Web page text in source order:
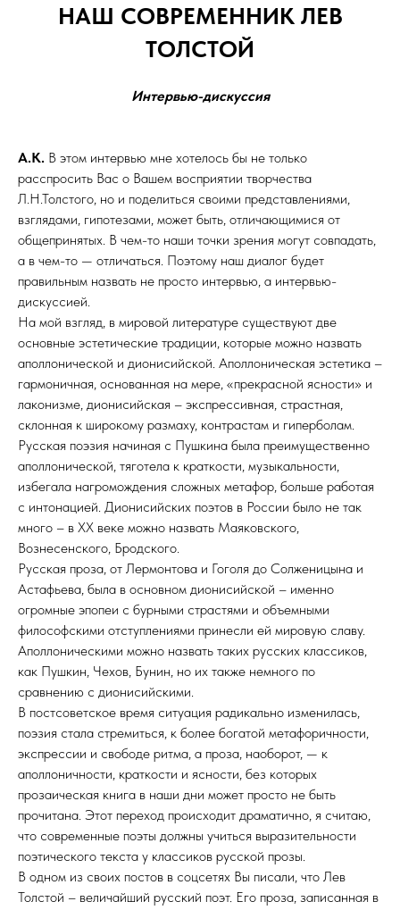
НАШ СОВРЕМЕННИК ЛЕВ
ТОЛСТОЙ
Интервью-дискуссия
А.К. В этом интервью мне хотелось бы не только
расспросить Вас о Вашем восприятии творчества
Л.Н.Толстого, но и поделиться своими представлениями,
взглядами, гипотезами, может быть, отличающимися от
общепринятых. В чем-то наши точки зрения могут совпадать,
а в чем-то — отличаться. Поэтому наш диалог будет
правильным назвать не просто интервью, а интервью-
дискуссией.
На мой взгляд, в мировой литературе существуют две
основные эстетические традиции, которые можно назвать
аполлонической и дионисийской. Аполлоническая эстетика –
гармоничная, основанная на мере, «прекрасной ясности» и
лаконизме, дионисийская – экспрессивная, страстная,
склонная к широкому размаху, контрастам и гиперболам.
Русская поэзия начиная с Пушкина была преимущественно
аполлонической, тяготела к краткости, музыкальности,
избегала нагромождения сложных метафор, больше работая
с интонацией. Дионисийских поэтов в России было не так
много – в ХХ веке можно назвать Маяковского,
Вознесенского, Бродского.
Русская проза, от Лермонтова и Гоголя до Солженицына и
Астафьева, была в основном дионисийской – именно
огромные эпопеи с бурными страстями и объемными
философскими отступлениями принесли ей мировую славу.
Аполлоническими можно назвать таких русских классиков,
как Пушкин, Чехов, Бунин, но их также немного по
сравнению с дионисийскими.
В постсоветское время ситуация радикально изменилась,
поэзия стала стремиться, к более богатой метафоричности,
экспрессии и свободе ритма, а проза, наоборот, — к
аполлоничности, краткости и ясности, без которых
прозаическая книга в наши дни может просто не быть
прочитана. Этот переход происходит драматично, я считаю,
что современные поэты должны учиться выразительности
поэтического текста у классиков русской прозы.
В одном из своих постов в соцсетях Вы писали, что Лев
Толстой – величайший русский поэт. Его проза, записанная в